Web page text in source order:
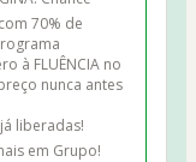
70% de
à FLUÊNCIA no
nunca antes
liberadas!
em Grupo!